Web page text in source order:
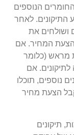
הנוספים
התיקונים. לאחר
ושולחים את
המחיר. אם
מראש (כלומר
אם
נוספים, תוכלו
הצעת מחיר
תיקונים